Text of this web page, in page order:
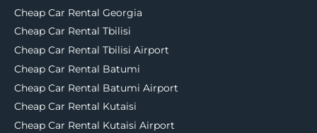
Cheap Car Rental Georgia
Cheap Car Rental Tbilisi
Cheap Car Rental Tbilisi Airport
Cheap Car Rental Batumi
Cheap Car Rental Batumi Airport
Cheap Car Rental Kutaisi
Cheap Car Rental Kutaisi Airport